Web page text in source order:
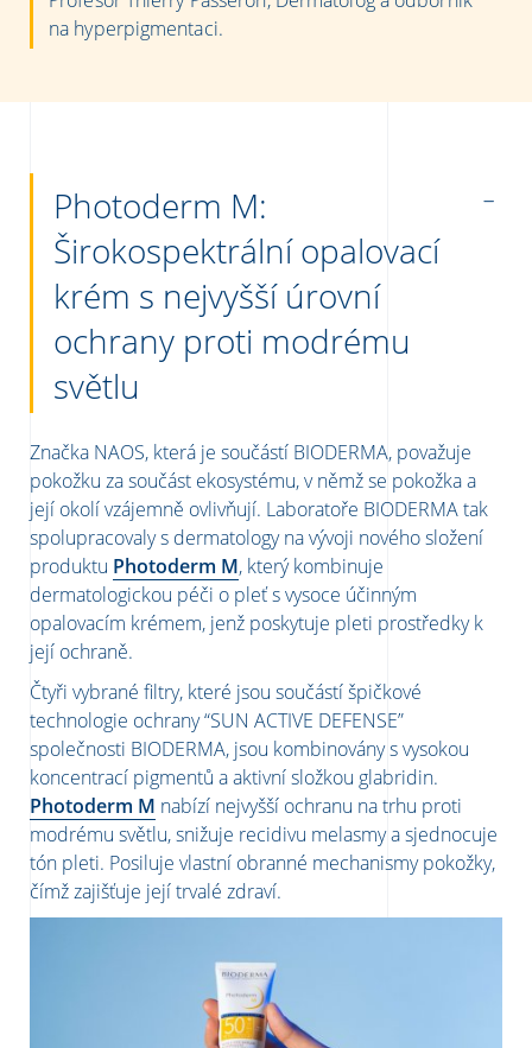
na hyperpigmentaci.
Photoderm M:
Širokospektrální opalovací
krém s nejvyšší úrovní
ochrany proti modrému
světlu
Značka NAOS, která je součástí BIODERMA, považuje
pokožku za součást ekosystému, v němž se pokožka a
její okolí vzájemně ovlivňují. Laboratoře BIODERMA tak
spolupracovaly s dermatology na vývoji nového složení
produktu Photoderm M, který kombinuje
dermatologickou péči o pleť s vysoce účinným
opalovacím krémem, jenž poskytuje pleti prostředky k
její ochraně.
Čtyři vybrané filtry, které jsou součástí špičkové
technologie ochrany “SUN ACTIVE DEFENSE”
společnosti BIODERMA, jsou kombinovány s vysokou
koncentrací pigmentů a aktivní složkou glabridin.
Photoderm M nabízí nejvyšší ochranu na trhu proti
modrému světlu, snižuje recidivu melasmy a sjednocuje
tón pleti. Posiluje vlastní obranné mechanismy pokožky,
čímž zajišťuje její trvalé zdraví.